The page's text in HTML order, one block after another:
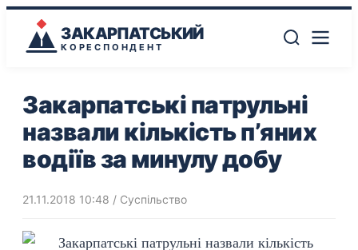
ЗАКАРПАТСЬКИЙ
КОРЕСПОНДЕНТ
Закарпатські патрульні
назвали кількість п’яних
водіїв за минулу добу
21.11.2018 10:48 / Суспільство